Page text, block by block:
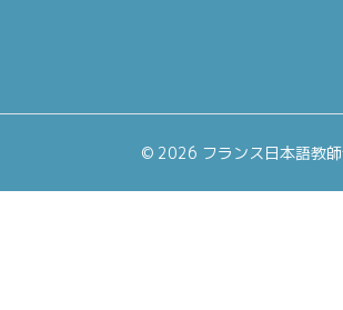
©2026 フランス日本語教